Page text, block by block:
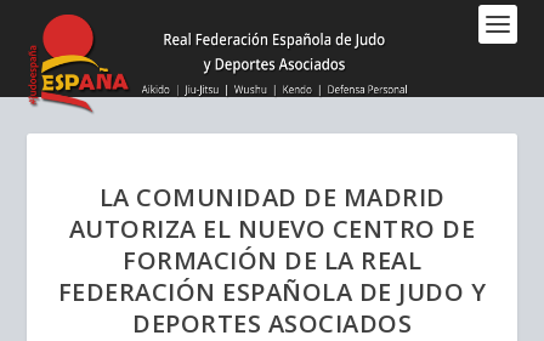
este
sitio
web
accesibilidad.
LA COMUNIDAD DE MADRID
AUTORIZA EL NUEVO CENTRO DE
FORMACIÓN DE LA REAL
FEDERACIÓN ESPAÑOLA DE JUDO Y
DEPORTES ASOCIADOS